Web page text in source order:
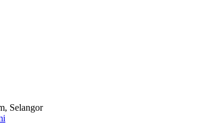
Selangor